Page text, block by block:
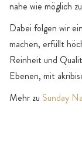
nahe wie möglich
Dabei folgen wir
machen, erfüllt
Reinheit und
Ebenen, mit
Mehr zu Sunday